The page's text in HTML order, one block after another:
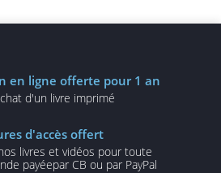
en ligne offerte pour 1 an
d'un livre imprimé
d'accès offert
livres et vidéos pour toute
payéepar CB ou par PayPal